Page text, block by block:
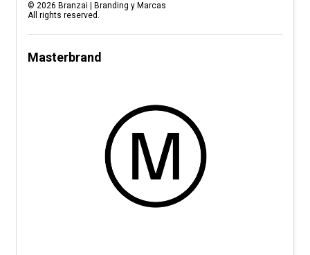
© 2026 Branzai | Branding y Marcas
All rights reserved.
Masterbrand